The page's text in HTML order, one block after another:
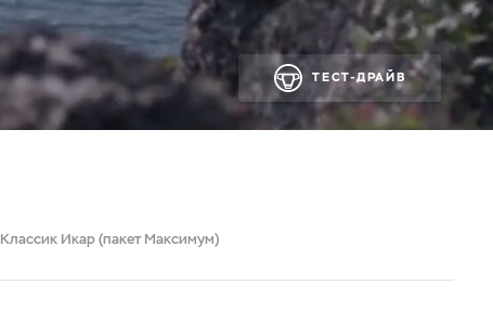
ТЕСТ-ДРАЙВ
Классик Икар (пакет Максимум)